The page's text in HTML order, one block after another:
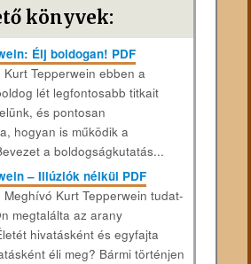
könyvek:
Élj boldogan! PDF
Kurt Tepperwein ebben a
lét legfontosabb titkait
és pontosan
hogyan is működik a
a boldogságkutatás...
– Illúziók ​nélkül PDF
Meghívó Kurt Tepperwein tudat-
megtalálta az arany
hivatásként és egyfajta
éli meg? Bármi történjen